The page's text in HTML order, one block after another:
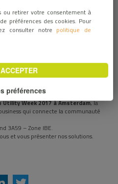
Utility Week 2017 à Amsterdam, la
qui connecte la communauté
3A59 – Zone IBE.
et vous présenter nos solutions.
Sharing Buttons
to LinkedIn
Share to Twitter
ou retirer votre consentement à
préférences des cookies. Pour
consulter notre politique de
préférences